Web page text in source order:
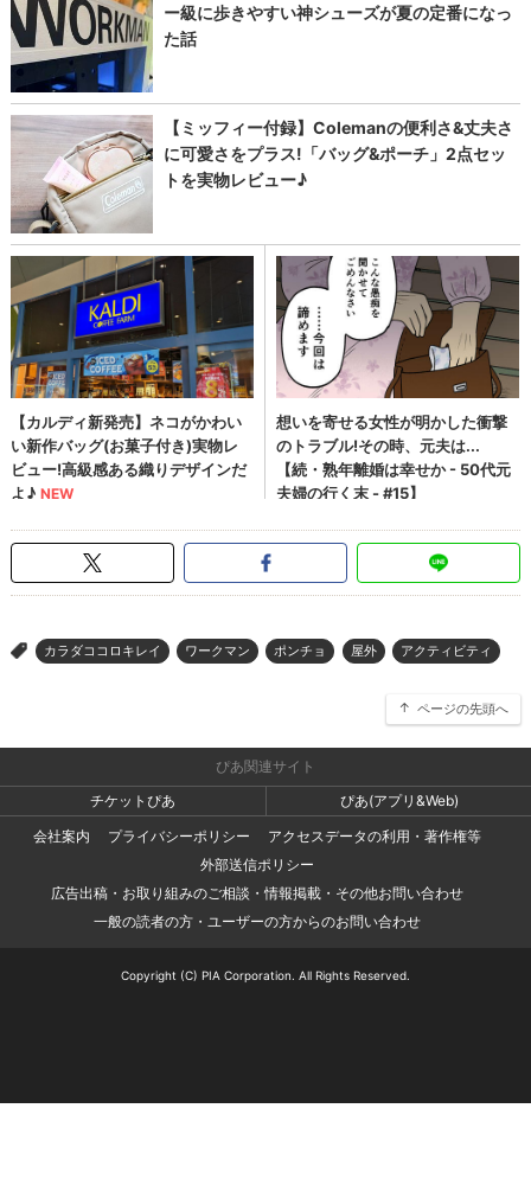
> カラダココロキレイ ワークマン ポンチョ 屋外 アクティビティ
ページの先頭へ
ぴあ関連サイト
チケットぴあ
ぴあ(アプリ&Web)
会社案内
プライバシーポリシー
アクセスデータの利用・著作権等
外部送信ポリシー
広告出稿・お取り組みのご相談・情報掲載・その他お問い合わせ
一般の読者の方・ユーザーの方からのお問い合わせ
Copyright (C) PIA Corporation. All Rights Reserved.